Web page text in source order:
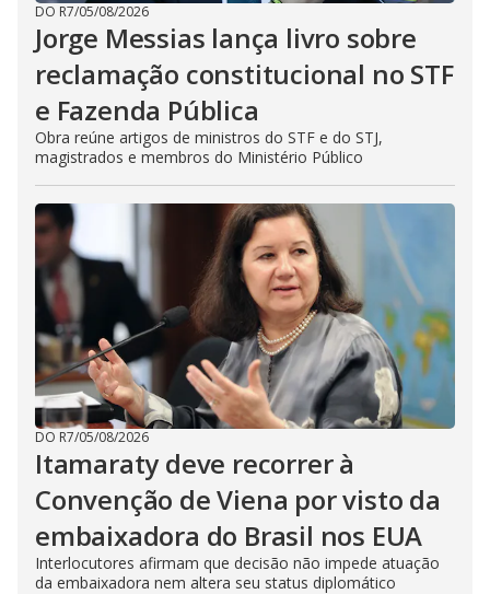
DO R7/05/08/2026
Jorge Messias lança livro sobre
reclamação constitucional no STF
e Fazenda Pública
Obra reúne artigos de ministros do STF e do STJ,
magistrados e membros do Ministério Público
DO R7/05/08/2026
Itamaraty deve recorrer à
Convenção de Viena por visto da
embaixadora do Brasil nos EUA
Interlocutores afirmam que decisão não impede atuação
da embaixadora nem altera seu status diplomático